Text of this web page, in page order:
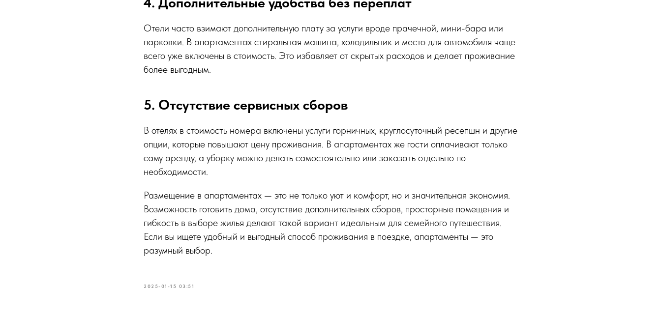
Отели часто взимают дополнительную плату за услуги вроде прачечной, мини-бара или
парковки. В апартаментах стиральная машина, холодильник и место для автомобиля чаще
всего уже включены в стоимость. Это избавляет от скрытых расходов и делает проживание
более выгодным.
5. Отсутствие сервисных сборов
В отелях в стоимость номера включены услуги горничных, круглосуточный ресепшн и другие
опции, которые повышают цену проживания. В апартаментах же гости оплачивают только
саму аренду, а уборку можно делать самостоятельно или заказать отдельно по
необходимости.
Размещение в апартаментах — это не только уют и комфорт, но и значительная экономия.
Возможность готовить дома, отсутствие дополнительных сборов, просторные помещения и
гибкость в выборе жилья делают такой вариант идеальным для семейного путешествия.
Если вы ищете удобный и выгодный способ проживания в поездке, апартаменты — это
разумный выбор.
2025-01-15 03:51